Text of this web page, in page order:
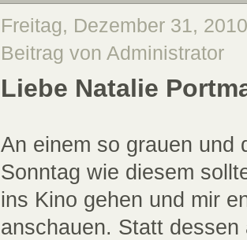
Freitag, Dezember 31,
Beitrag von Administrator
Liebe Natalie
An einem so grauen und
Sonntag wie diesem
ins Kino gehen und mir
anschauen. Statt dessen